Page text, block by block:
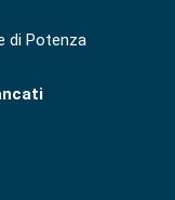
di Potenza